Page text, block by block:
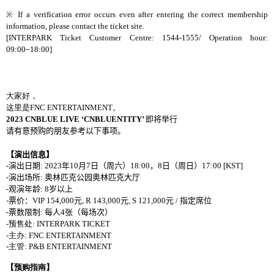
※ If a verificationerror occurs even after entering the correctmembership
information, please contact the ticket site.
[INTERPARK Ticket Customer Centre: 1544-1555/ Operation hour:
09:00~18:00]
大家好，
这里是FNC ENTERTAINMENT。
2023 CNBLUE LIVE ‘CNBLUENTITY’ 即将举行
请有意预购的朋友参考以下事项。
【演出信息】
-演出日期: 2023年10月 7 日（周六） 18:00 ， 8 日（周日） 17:00 [KST]
-演出场所: 奥林匹克公园奥林匹克大厅
-观演年龄: 8岁以上
-票价： VIP 154,000元, R 143,000元, S 121,000元 / 指定席位
-票数限制 : 每人4张（每场次）
-预售处: INTERPARK TICKET
-主办: FNC ENTERTAINMENT
-主管: P&B ENTERTAINMENT
【预购指南】